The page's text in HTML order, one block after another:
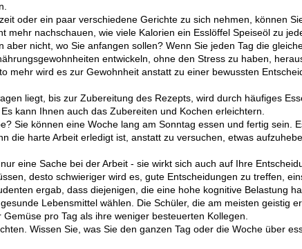
oder ein paar verschiedene Gerichte zu sich nehmen, können
mehr nachschauen, wie viele Kalorien ein Esslöffel Speiseöl zu
aber nicht, wo Sie anfangen sollen? Wenn Sie jeden Tag die
entwickeln, ohne den Stress zu haben,
mehr wird es zur Gewohnheit anstatt zu einer bewussten
liegt, bis zur Zubereitung des Rezepts, wird durch häufiges
kann Ihnen auch das Zubereiten und Kochen erleichtern.
Sie können eine Woche lang am Sonntag essen und fertig sein.
die harte Arbeit erledigt ist, anstatt zu versuchen, etwas
eine Sache bei der Arbeit - sie wirkt sich auch auf Ihre
desto schwieriger wird es, gute Entscheidungen zu treffen,
ergab, dass diejenigen, die eine hohe kognitive Belastung
Lebensmittel wählen. Die Schüler, die am meisten geistig
pro Tag als ihre weniger besteuerten Kollegen.
Wissen Sie, was Sie den ganzen Tag oder die Woche über